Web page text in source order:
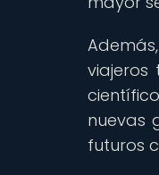
viajeros
nuevas
futuros